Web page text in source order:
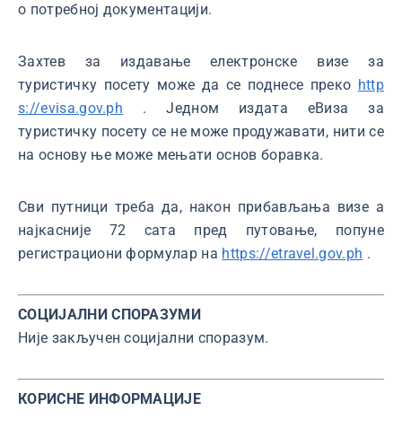
о потребној документацији.
Захтев за издавање електронске визе за
туристичку посету може да се поднесе преко http
s://evisa.gov.ph . Једном издата еВиза за
туристичку посету се не може продужавати, нити се
на основу ње може мењати основ боравка.
Сви путници треба да, након прибављања визе а
најкасније 72 сата пред путовање, попуне
регистрациони формулар на https://etravel.gov.ph .
СОЦИЈАЛНИ СПОРАЗУМИ
Није закључен социјални споразум.
КОРИСНЕ ИНФОРМАЦИЈЕ